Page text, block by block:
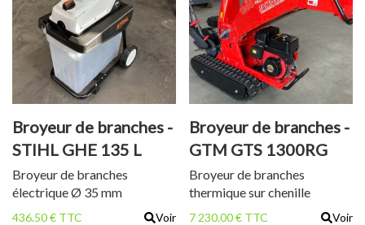
Broyeur de branches -
STIHL GHE 135 L
Broyeur de branches
électrique Ø 35 mm
436.50 € TTC Voir
Broyeur de branches -
GTM GTS 1300RG
Broyeur de branches
thermique sur chenille
7 230.00 € TTC Voir